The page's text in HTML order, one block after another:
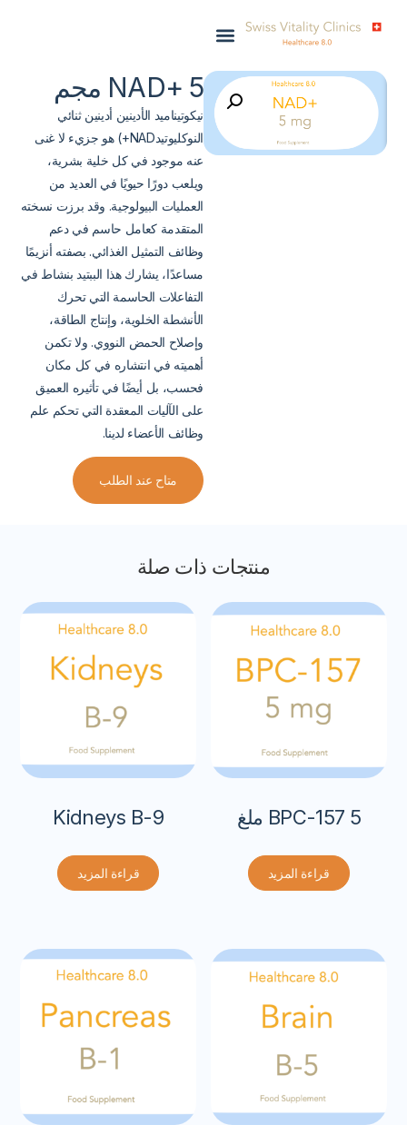
NAD+ 5 مجم
نيكوتيناميد الأدينين أدينين ثنائي
النوكليوتيدNAD+) هو جزيء لا غنى
عنه موجود في كل خلية بشرية،
ويلعب دورًا حيويًا في العديد من
العمليات البيولوجية. وقد برزت نسخته
المتقدمة كعامل حاسم في دعم
وظائف التمثيل الغذائي. بصفته أنزيمًا
مساعدًا، يشارك هذا الببتيد بنشاط في
التفاعلات الحاسمة التي تحرك
الأنشطة الخلوية، وإنتاج الطاقة،
وإصلاح الحمض النووي. ولا تكمن
أهميته في انتشاره في كل مكان
فحسب، بل أيضًا في تأثيره العميق
على الآليات المعقدة التي تحكم علم
وظائف الأعضاء لدينا.
متاح عند الطلب
منتجات ذات صلة
BPC-157 5 ملغ
قراءة المزيد
Kidneys B-9
قراءة المزيد